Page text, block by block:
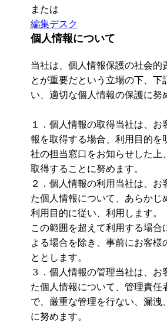
または
編集デスク
個人情報について
当社は、個人情報保護の社会的
とが重要だという立場の下、下
い、適切な個人情報の保護に努
１．個人情報の取得当社は、お
報を取得する場合、利用目的を
社の担当窓口をお知らせした上
取得することに努めます。
２．個人情報の利用当社は、お
た個人情報について、あらかじ
利用目的に従い、利用します。
この範囲を超えて利用する場合
よる場合を除き、事前にお客様
ととします。
３．個人情報の管理当社は、お
た個人情報について、管理責任
で、厳重な管理を行ない、漏洩
に努めます。